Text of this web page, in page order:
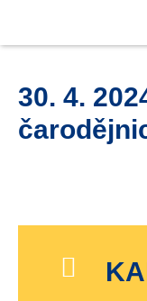
30. 4.